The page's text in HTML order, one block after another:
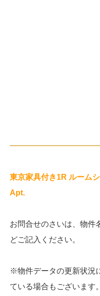
東京家具付き1R ルーム
Apt.
お問合せのさいは、物件
どご記入ください。
※物件データの更新状況
ている場合もございます